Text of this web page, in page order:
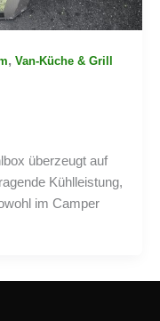
, Van-Küche & Grill
überzeugt auf
Kühlleistung,
im Camper